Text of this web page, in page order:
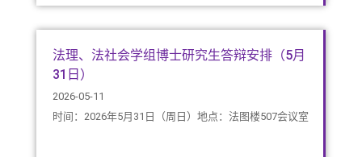
法理、法社会学组博士研究生答辩安排（5月
31日）
2026-05-11
时间：2026年5月31日（周日）地点：法图楼507会议室